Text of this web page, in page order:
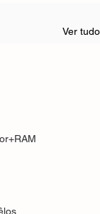
Ver tudo